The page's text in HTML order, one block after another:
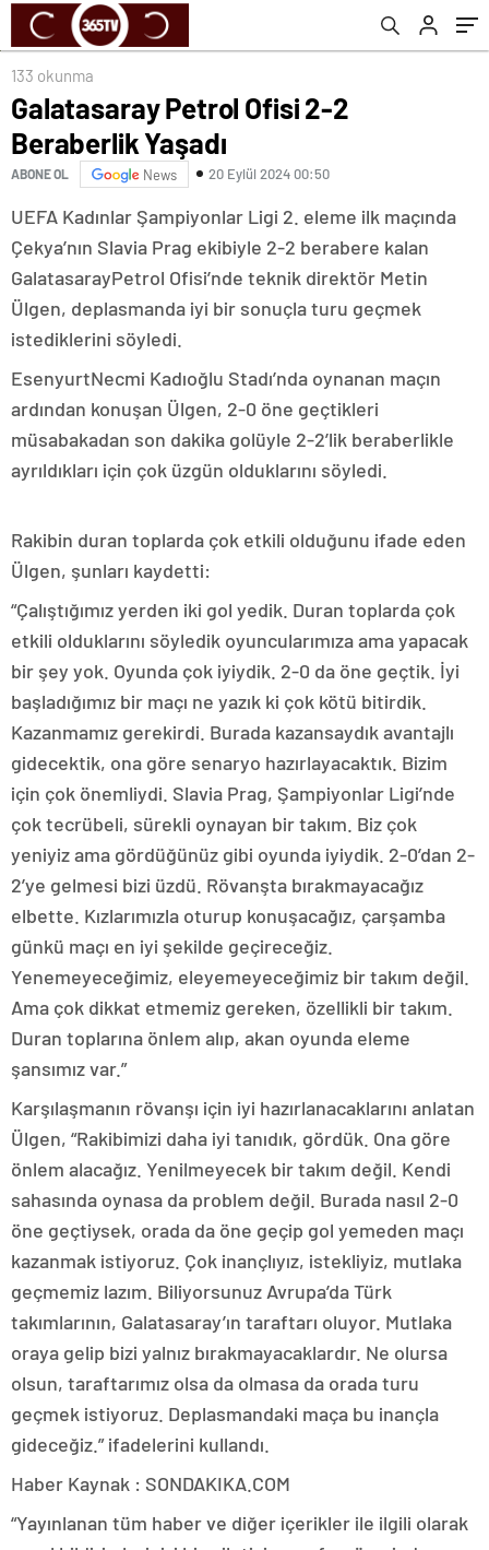
133 okunma
Galatasaray Petrol Ofisi 2-2
Beraberlik Yaşadı
ABONE OL News 20 Eylül 2024 00:50
UEFA Kadınlar Şampiyonlar Ligi 2. eleme ilk maçında
Çekya’nın Slavia Prag ekibiyle 2-2 berabere kalan
GalatasarayPetrol Ofisi’nde teknik direktör Metin
Ülgen, deplasmanda iyi bir sonuçla turu geçmek
istediklerini söyledi.
EsenyurtNecmi Kadıoğlu Stadı’nda oynanan maçın
ardından konuşan Ülgen, 2-0 öne geçtikleri
müsabakadan son dakika golüyle 2-2’lik beraberlikle
ayrıldıkları için çok üzgün olduklarını söyledi.
Rakibin duran toplarda çok etkili olduğunu ifade eden
Ülgen, şunları kaydetti:
“Çalıştığımız yerden iki gol yedik. Duran toplarda çok
etkili olduklarını söyledik oyuncularımıza ama yapacak
bir şey yok. Oyunda çok iyiydik. 2-0 da öne geçtik. İyi
başladığımız bir maçı ne yazık ki çok kötü bitirdik.
Kazanmamız gerekirdi. Burada kazansaydık avantajlı
gidecektik, ona göre senaryo hazırlayacaktık. Bizim
için çok önemliydi. Slavia Prag, Şampiyonlar Ligi’nde
çok tecrübeli, sürekli oynayan bir takım. Biz çok
yeniyiz ama gördüğünüz gibi oyunda iyiydik. 2-0’dan 2-
2’ye gelmesi bizi üzdü. Rövanşta bırakmayacağız
elbette. Kızlarımızla oturup konuşacağız, çarşamba
günkü maçı en iyi şekilde geçireceğiz.
Yenemeyeceğimiz, eleyemeyeceğimiz bir takım değil.
Ama çok dikkat etmemiz gereken, özellikli bir takım.
Duran toplarına önlem alıp, akan oyunda eleme
şansımız var.”
Karşılaşmanın rövanşı için iyi hazırlanacaklarını anlatan
Ülgen, “Rakibimizi daha iyi tanıdık, gördük. Ona göre
önlem alacağız. Yenilmeyecek bir takım değil. Kendi
sahasında oynasa da problem değil. Burada nasıl 2-0
öne geçtiysek, orada da öne geçip gol yemeden maçı
kazanmak istiyoruz. Çok inançlıyız, istekliyiz, mutlaka
geçmemiz lazım. Biliyorsunuz Avrupa’da Türk
takımlarının, Galatasaray’ın taraftarı oluyor. Mutlaka
oraya gelip bizi yalnız bırakmayacaklardır. Ne olursa
olsun, taraftarımız olsa da olmasa da orada turu
geçmek istiyoruz. Deplasmandaki maça bu inançla
gideceğiz.” ifadelerini kullandı.
Haber Kaynak : SONDAKIKA.COM
“Yayınlanan tüm haber ve diğer içerikler ile ilgili olarak